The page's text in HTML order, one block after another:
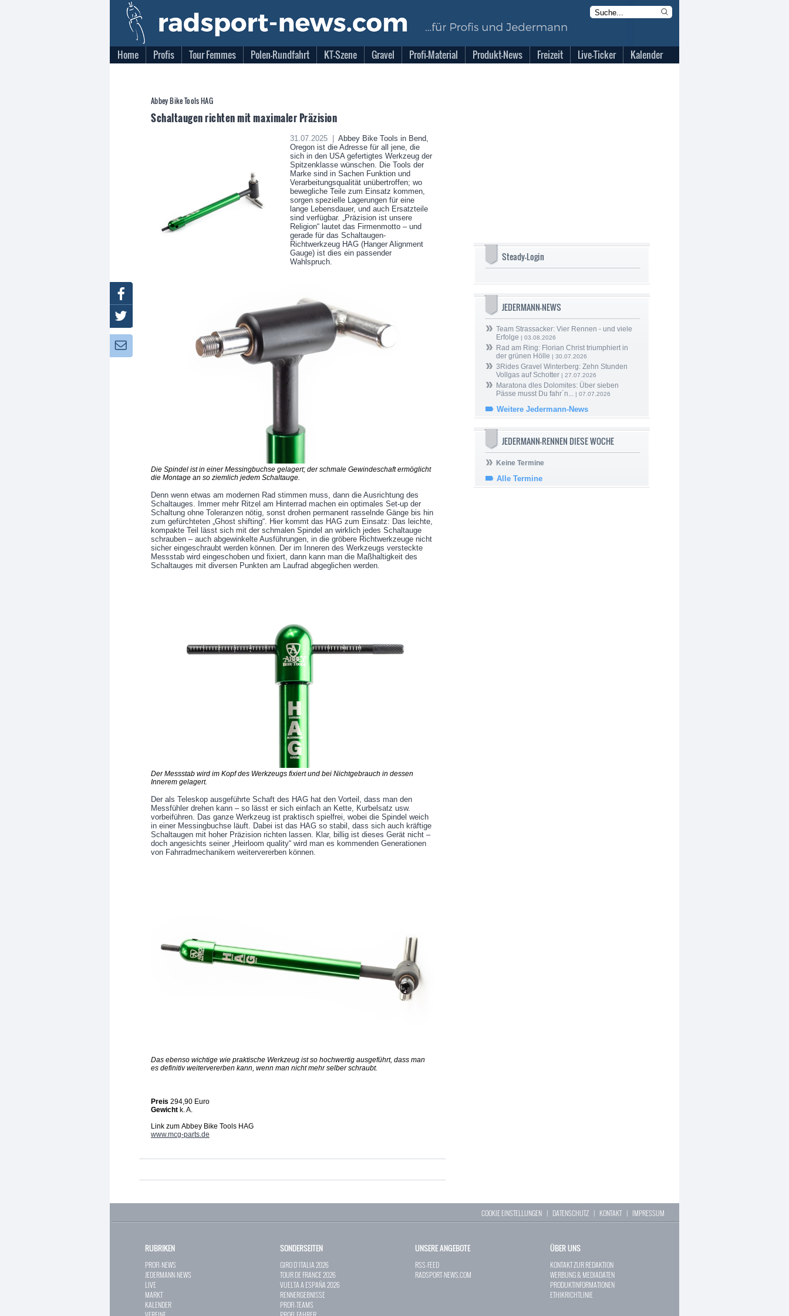
Home Profis Tour Femmes Polen-Rundfahrt KT-Szene Gravel Profi-Material Produkt-News Freizeit Live-Ticker Kalender
Abbey Bike Tools HAG
Schaltaugen richten mit maximaler Präzision
31.07.2025 |
Abbey Bike Tools in Bend,
Oregon ist die Adresse für all jene, die
sich in den USA gefertigtes Werkzeug der
Spitzenklasse wünschen. Die Tools der
Marke sind in Sachen Funktion und
Verarbeitungsqualität unübertroffen; wo
bewegliche Teile zum Einsatz kommen,
sorgen spezielle Lagerungen für eine
lange Lebensdauer, und auch Ersatzteile
sind verfügbar. „Präzision ist unsere
Religion“ lautet das Firmenmotto – und
gerade für das Schaltaugen-
Richtwerkzeug HAG (Hanger Alignment
Gauge) ist dies ein passender
Wahlspruch.
Die Spindel ist in einer Messingbuchse gelagert; der schmale Gewindeschaft ermöglicht
die Montage an so ziemlich jedem Schaltauge.
Denn wenn etwas am modernen Rad stimmen muss, dann die Ausrichtung des
Schaltauges. Immer mehr Ritzel am Hinterrad machen ein optimales Set-up der
Schaltung ohne Toleranzen nötig, sonst drohen permanent rasselnde Gänge bis hin
zum gefürchteten „Ghost shifting“. Hier kommt das HAG zum Einsatz: Das leichte,
kompakte Teil lässt sich mit der schmalen Spindel an wirklich jedes Schaltauge
schrauben – auch abgewinkelte Ausführungen, in die gröbere Richtwerkzeuge nicht
sicher eingeschraubt werden können. Der im Inneren des Werkzeugs versteckte
Messstab wird eingeschoben und fixiert, dann kann man die Maßhaltigkeit des
Schaltauges mit diversen Punkten am Laufrad abgeglichen werden.
Der Messstab wird im Kopf des Werkzeugs fixiert und bei Nichtgebrauch in dessen
Innerem gelagert.
Der als Teleskop ausgeführte Schaft des HAG hat den Vorteil, dass man den
Messfühler drehen kann – so lässt er sich einfach an Kette, Kurbelsatz usw.
vorbeiführen. Das ganze Werkzeug ist praktisch spielfrei, wobei die Spindel weich
in einer Messingbuchse läuft. Dabei ist das HAG so stabil, dass sich auch kräftige
Schaltaugen mit hoher Präzision richten lassen. Klar, billig ist dieses Gerät nicht –
doch angesichts seiner „Heirloom quality“ wird man es kommenden Generationen
von Fahrradmechanikern weitervererben können.
Das ebenso wichtige wie praktische Werkzeug ist so hochwertig ausgeführt, dass man
es definitiv weitervererben kann, wenn man nicht mehr selber schraubt.
Preis 294,90 Euro
Gewicht k. A.
Link zum Abbey Bike Tools HAG
www.mcg-parts.de
Steady-Login
JEDERMANN-NEWS
Team Strassacker: Vier Rennen - und viele
Erfolge | 03.08.2026
Rad am Ring: Florian Christ triumphiert in
der grünen Hölle | 30.07.2026
3Rides Gravel Winterberg: Zehn Stunden
Vollgas auf Schotter | 27.07.2026
Maratona dles Dolomites: Über sieben
Pässe musst Du fahr´n... | 07.07.2026
Weitere Jedermann-News
JEDERMANN-RENNEN DIESE WOCHE
Keine Termine
Alle Termine
COOKIE EINSTELLUNGEN | DATENSCHUTZ | KONTAKT| IMPRESSUM
RUBRIKEN
PROFI-NEWS
JEDERMANN-NEWS
LIVE
MARKT
KALENDER
SONDERSEITEN
GIRO D`ITALIA 2026
TOUR DE FRANCE 2026
VUELTA A ESPAÑA 2026
RENNERGEBNISSE
PROFI-TEAMS
UNSERE ANGEBOTE
RSS-FEED
RADSPORT-NEWS.COM
ÜBER UNS
KONTAKT ZUR REDAKTION
WERBUNG & MEDIADATEN
PRODUKTINFORMATIONEN
ETHIKRICHTLINIE